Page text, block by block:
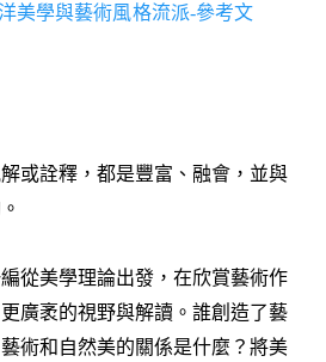
美學與藝術風格流派-參考文